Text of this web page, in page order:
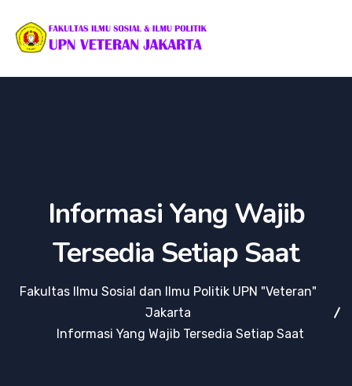
Informasi Yang Wajib
Tersedia Setiap Saat
Fakultas Ilmu Sosial dan Ilmu Politik UPN "Veteran"
Jakarta
Informasi Yang Wajib Tersedia Setiap Saat